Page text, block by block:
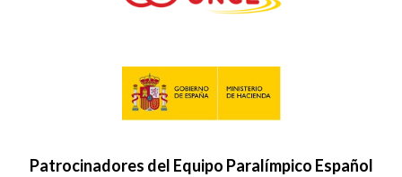
Patrocinadores del Equipo Paralímpico Español